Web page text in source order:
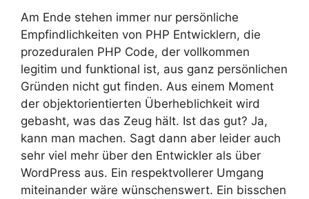
Am Ende stehen immer nur persönliche
Empfindlichkeiten von PHP Entwicklern, die
prozeduralen PHP Code, der vollkommen
legitim und funktional ist, aus ganz persönlichen
Gründen nicht gut finden. Aus einem Moment
der objektorientierten Überheblichkeit wird
gebasht, was das Zeug hält. Ist das gut? Ja,
kann man machen. Sagt dann aber leider auch
sehr viel mehr über den Entwickler als über
WordPress aus. Ein respektvollerer Umgang
miteinander wäre wünschenswert. Ein bisschen